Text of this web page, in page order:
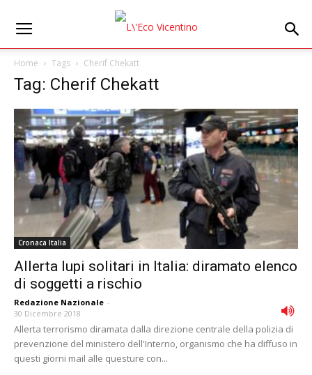
Home Tags Cherif Chekatt
Tag: Cherif Chekatt
Cronaca Italia
Allerta lupi solitari in Italia: diramato elenco
di soggetti a rischio
Redazione Nazionale -
30 Dicembre 2018
Allerta terrorismo diramata dalla direzione centrale della polizia di
prevenzione del ministero dell'Interno, organismo che ha diffuso in
questi giorni mail alle questure con...